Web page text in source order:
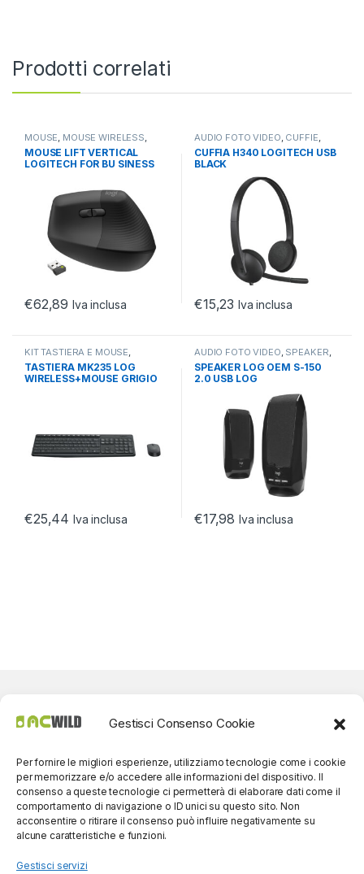
Gestisci Consenso Cookie
Per fornire le migliori esperienze, utilizziamo tecnologie come i cookie
per memorizzare e/o accedere alle informazioni del dispositivo. Il
consenso a queste tecnologie ci permetterà di elaborare dati come il
comportamento di navigazione o ID unici su questo sito. Non
acconsentire o ritirare il consenso può influire negativamente su
alcune caratteristiche e funzioni.
Gestisci servizi
Prodotti correlati
MOUSE, MOUSE WIRELESS,
TASTIERE E MOUSE
MOUSE LIFT VERTICAL
LOGITECH FOR BU SINESS
€62,89 Iva inclusa
AUDIO FOTO VIDEO, CUFFIE,
CUFFIE CON FILO
CUFFIA H340 LOGITECH USB
BLACK
€15,23 Iva inclusa
KIT TASTIERA E MOUSE,
TASTIERE E MOUSE,TASTIERE E
MOUSE WIRELESS
TASTIERA MK235 LOG
WIRELESS+MOUSE GRIGIO
€25,44 Iva inclusa
AUDIO FOTO VIDEO, SPEAKER,
SPEAKER 2.0
SPEAKER LOG OEM S-150
2.0 USB LOG
€17,98 Iva inclusa